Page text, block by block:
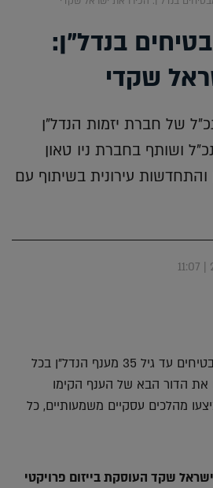
בנדל"ן:
שקדי
של חברת יזמות הנדל"ן
ושותף בחברת ניו טאון
והתחדשות עירונית בשיתוף עם
בכל חודש נציג צעירים מבטיחים עד גיל 35 מענף הנדל"ן בכל
את הדור הבא של הענף הקימו
מהלכים עסקיים משמעותיים, כל
שקד העוסקת בייזום פרויקטי